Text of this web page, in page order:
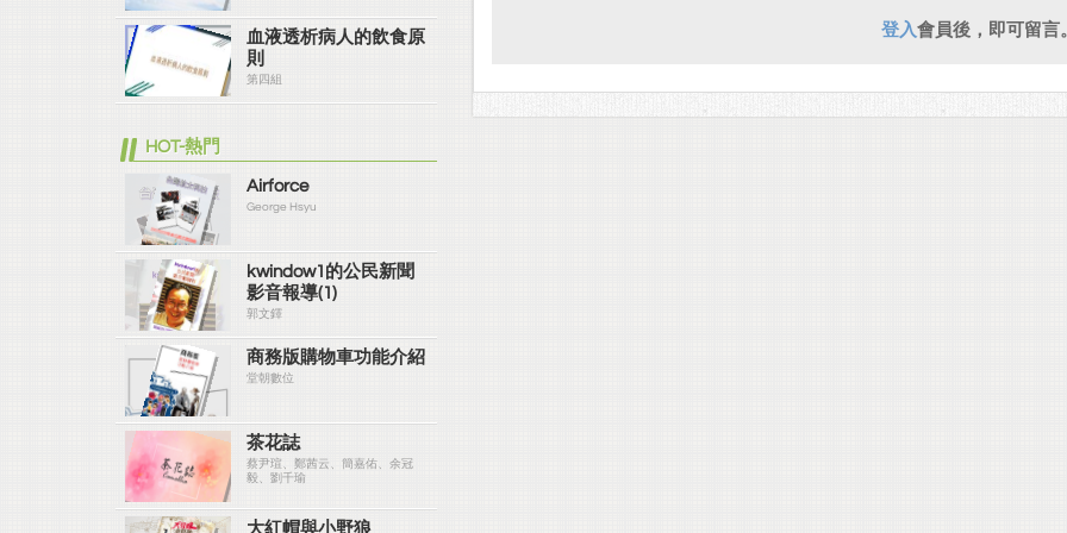
登入會員後，即可留言
血液透析病人的飲食原
則
第四組
HOT-熱門
Airforce
George Hsyu
kwindow1的公民新聞
影音報導(1)
郭文鐸
商務版購物車功能介紹
堂朝數位
茶花誌
蔡尹瑄、鄭茜云、簡嘉佑、余冠
毅、劉千瑜
大紅帽與小野狼